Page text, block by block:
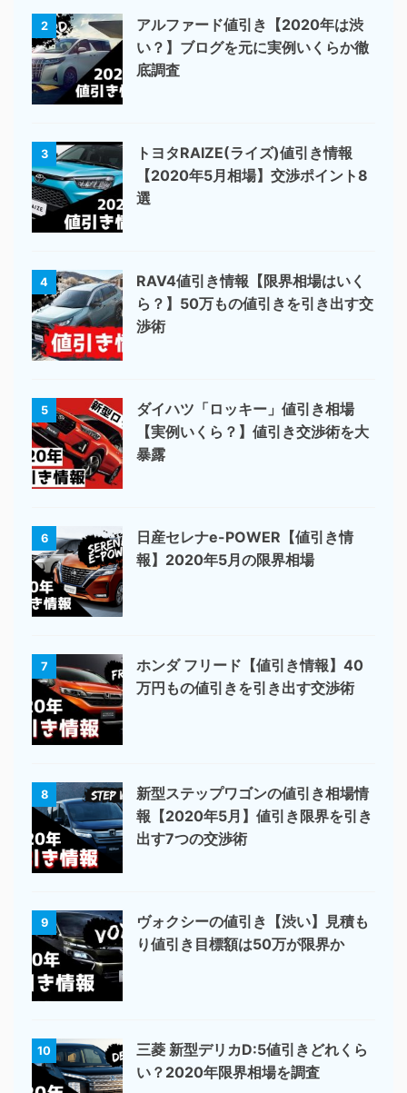
2
アルファード値引き【2020年は渋
い？】ブログを元に実例いくらか徹
底調査
3
トヨタRAIZE(ライズ)値引き情報
【2020年5月相場】交渉ポイント8
選
4
RAV4値引き情報【限界相場はいく
ら？】50万もの値引きを引き出す交
渉術
5
ダイハツ「ロッキー」値引き相場
【実例いくら？】値引き交渉術を大
暴露
6
日産セレナe-POWER【値引き情
報】2020年5月の限界相場
7
ホンダ フリード【値引き情報】40
万円もの値引きを引き出す交渉術
8
新型ステップワゴンの値引き相場情
報【2020年5月】値引き限界を引き
出す7つの交渉術
9
ヴォクシーの値引き【渋い】見積も
り値引き目標額は50万が限界か
10
三菱 新型デリカD:5値引きどれくら
い？2020年限界相場を調査